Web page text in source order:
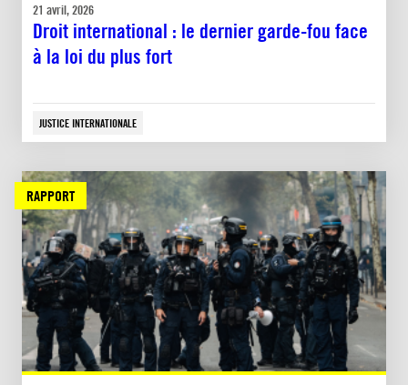
21 avril, 2026
Droit international : le dernier garde-fou face
à la loi du plus fort
JUSTICE INTERNATIONALE
RAPPORT